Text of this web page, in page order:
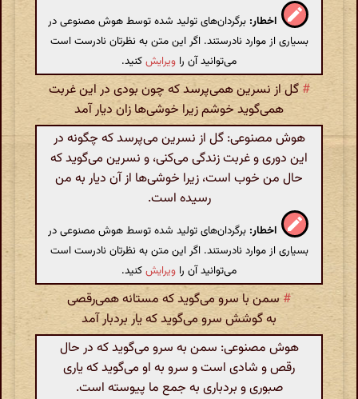
اخطار: برگردان‌های تولید شده توسط هوش مصنوعی در
بسیاری از موارد نادرستند. اگر این متن به نظرتان نادرست است
می‌توانید آن را ویرایشکنید.
# گل از نسرین همی‌پرسد که چون بودی در این غربت
همی‌گوید خوشم زیرا خوشی‌ها زان دیار آمد
هوش مصنوعی: گل از نسرین می‌پرسد که چگونه در
این دوری و غربت زندگی می‌کنی، و نسرین می‌گوید که
حال من خوب است، زیرا خوشی‌ها از آن دیار به من
رسیده است.
اخطار: برگردان‌های تولید شده توسط هوش مصنوعی در
بسیاری از موارد نادرستند. اگر این متن به نظرتان نادرست است
می‌توانید آن را ویرایشکنید.
#سمن با سرو می‌گوید که مستانه همی‌رقصی
به گوشش سرو می‌گوید که یار بردبار آمد
هوش مصنوعی: سمن به سرو می‌گوید که در حال
رقص و شادی است و سرو به او می‌گوید که یاری
صبوری و بردباری به جمع ما پیوسته است.